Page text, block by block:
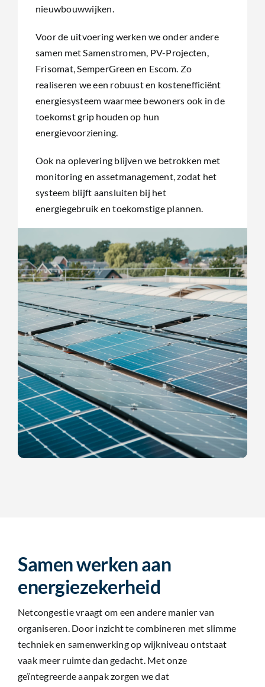
nieuwbouwwijken.
Voor de uitvoering werken we onder andere
samen met Samenstromen, PV-Projecten,
Frisomat, SemperGreen en Escom. Zo
realiseren we een robuust en kostenefficiënt
energiesysteem waarmee bewoners ook in de
toekomst grip houden op hun
energievoorziening.
Ook na oplevering blijven we betrokken met
monitoring en assetmanagement, zodat het
systeem blijft aansluiten bij het
energiegebruik en toekomstige plannen.
Samen werken aan
energiezekerheid
Netcongestie vraagt om een andere manier van
organiseren. Door inzicht te combineren met slimme
techniek en samenwerking op wijkniveau ontstaat
vaak meer ruimte dan gedacht. Met onze
geïntegreerde aanpak zorgen we dat